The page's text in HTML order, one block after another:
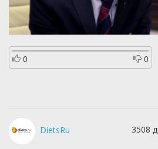
0 0
DietsRu 3508